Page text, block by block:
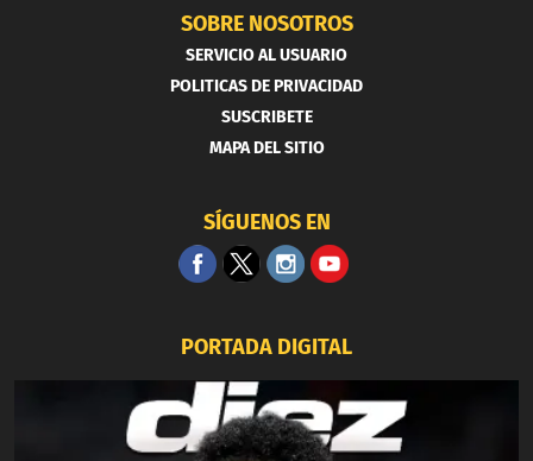
SOBRE NOSOTROS
SERVICIO AL USUARIO
POLITICAS DE PRIVACIDAD
SUSCRIBETE
MAPA DEL SITIO
SÍGUENOS EN
PORTADA DIGITAL